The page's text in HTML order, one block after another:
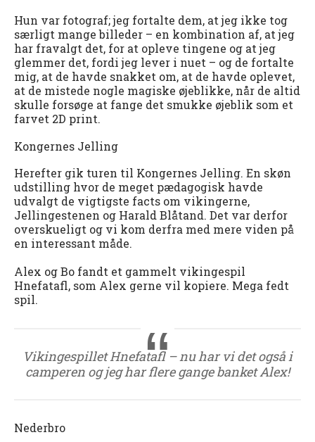
Hun var fotograf; jeg fortalte dem, at jeg ikke tog
særligt mange billeder – en kombination af, at jeg
har fravalgt det, for at opleve tingene og at jeg
glemmer det, fordi jeg lever i nuet – og de fortalte
mig, at de havde snakket om, at de havde oplevet,
at de mistede nogle magiske øjeblikke, når de altid
skulle forsøge at fange det smukke øjeblik som et
farvet 2D print.
Kongernes Jelling
Herefter gik turen til Kongernes Jelling. En skøn
udstilling hvor de meget pædagogisk havde
udvalgt de vigtigste facts om vikingerne,
Jellingestenen og Harald Blåtand. Det var derfor
overskueligt og vi kom derfra med mere viden på
en interessant måde.
Alex og Bo fandt et gammelt vikingespil
Hnefatafl, som Alex gerne vil kopiere. Mega fedt
spil.
Vikingespillet Hnefatafl – nu har vi det også i
camperen og jeg har flere gange banket Alex!
Nederbro